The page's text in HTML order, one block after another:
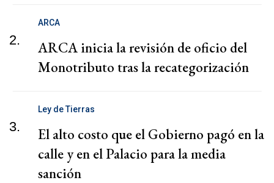
2.
ARCA
ARCA inicia la revisión de oficio del
Monotributo tras la recategorización
3.
Ley de Tierras
El alto costo que el Gobierno pagó en la
calle y en el Palacio para la media
sanción